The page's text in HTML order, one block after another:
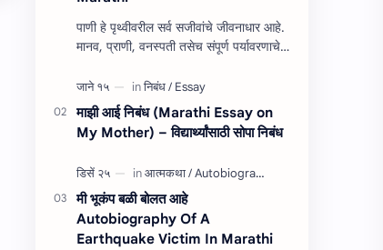
पाणी हे पृथ्वीवरील सर्व सजीवांचे जीवनाधार आहे.
मानव, प्राणी, वनस्पती तसेच संपूर्ण पर्यावरणाचे
जीवन निबंध म…
माझी आई निबंध (Marathi Essay on
My Mother) – विद्यार्थ्यांसाठी सोपा निबंध
मी भूकंप बळी बोलत आहे
Autobiography Of A
Earthquake Victim In Marathi